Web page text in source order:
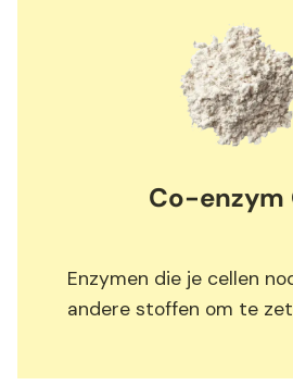
Co-enzym
Enzymen die je cellen
andere stoffen om te